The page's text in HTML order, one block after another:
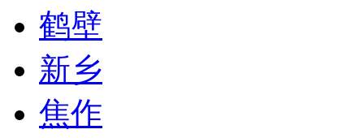
鹤壁
新乡
焦作